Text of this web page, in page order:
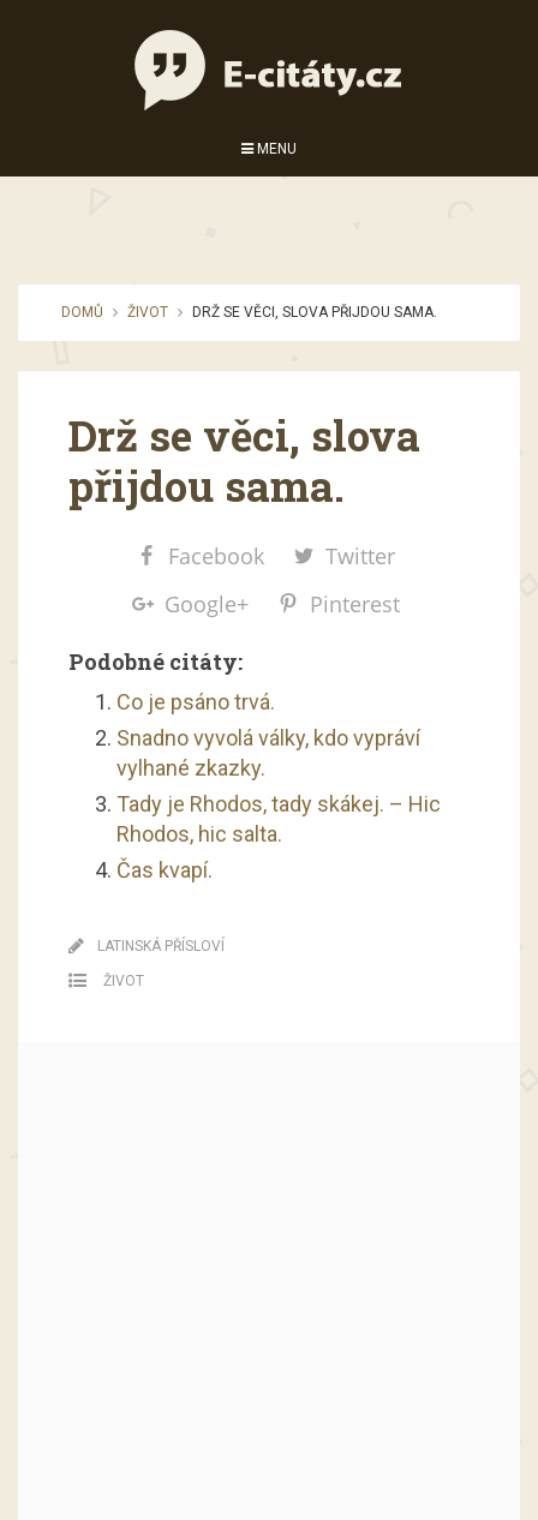
MENU
DOMŮ ŽIVOT DRŽ SE VĚCI, SLOVA PŘIJDOU SAMA.
Drž se věci, slova
přijdou sama.
Facebook
Twitter
Google+
Pinterest
Podobné citáty:
Co je psáno trvá.
Snadno vyvolá války, kdo vypráví
vylhané zkazky.
Tady je Rhodos, tady skákej. – Hic
Rhodos, hic salta.
Čas kvapí.
LATINSKÁ PŘÍSLOVÍ
ŽIVOT